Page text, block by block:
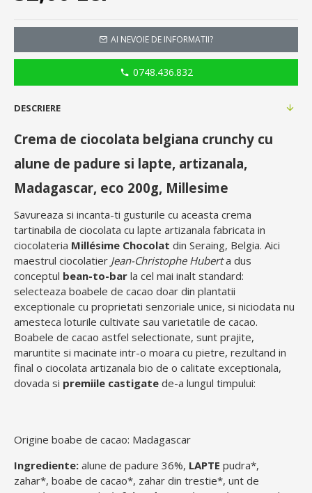
AI NEVOIE DE INFORMATII?
0748.436.832
DESCRIERE
Crema de ciocolata belgiana crunchy cu
alune de padure si lapte, artizanala,
Madagascar, eco 200g, Millesime
Savureaza si incanta-ti gusturile cu aceasta crema
tartinabila de ciocolata cu lapte artizanala fabricata in
ciocolateria Millésime Chocolat din Seraing, Belgia. Aici
maestrul ciocolatier Jean-Christophe Huberta dus
conceptul bean-to-bar la cel mai inalt standard:
selecteaza boabele de cacao doar din plantatii
exceptionale cu proprietati senzoriale unice, si niciodata nu
amesteca loturile cultivate sau varietatile de cacao.
Boabele de cacao astfel selectionate, sunt prajite,
maruntite si macinate intr-o moara cu pietre, rezultand in
final o ciocolata artizanala bio de o calitate exceptionala,
dovada si premiile castigate de-a lungul timpului:
Origine boabe de cacao: Madagascar
Ingrediente: alune de padure 36%, LAPTE pudra*,
zahar*, boabe de cacao*, zahar din trestie*, unt de